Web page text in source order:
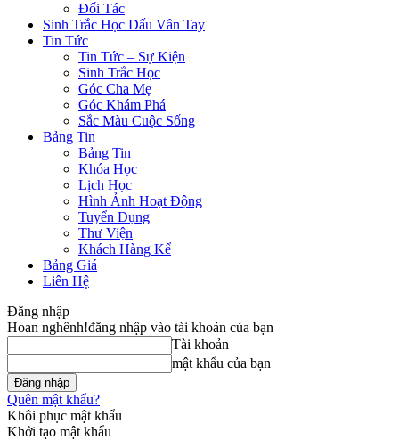
Đối Tác
Sinh Trắc Học Dấu Vân Tay
Tin Tức
Tin Tức – Sự Kiện
Sinh Trắc Học
Góc Cha Mẹ
Góc Khám Phá
Sắc Màu Cuộc Sống
Bảng Tin
Bảng Tin
Khóa Học
Lịch Học
Hình Ảnh Hoạt Động
Tuyển Dụng
Thư Viện
Khách Hàng Kể
Bảng Giá
Liên Hệ
Đăng nhập
Hoan nghênh!đăng nhập vào tài khoản của bạn
Tài khoản
mật khẩu của bạn
Quên mật khẩu?
Khôi phục mật khẩu
Khởi tạo mật khẩu